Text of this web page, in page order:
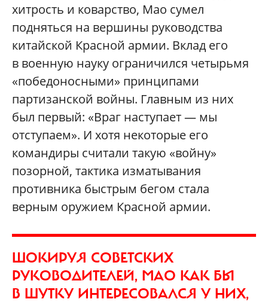
хитрость и коварство, Мао сумел
подняться на вершины руководства
китайской Красной армии. Вклад его
в военную науку ограничился четырьмя
«победоносными» принципами
партизанской войны. Главным из них
был первый: «Враг наступает — мы
отступаем». И хотя некоторые его
командиры считали такую «войну»
позорной, тактика изматывания
противника быстрым бегом стала
верным оружием Красной армии.
ШОКИРУЯ СОВЕТСКИХ
РУКОВОДИТЕЛЕЙ, МАО КАК БЫ
В ШУТКУ ИНТЕРЕСОВАЛСЯ У НИХ,